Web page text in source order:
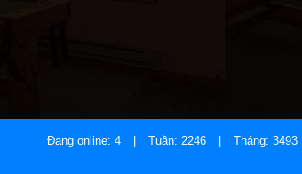
Đang online: 4 Tuần: 2246 Tháng: 3493